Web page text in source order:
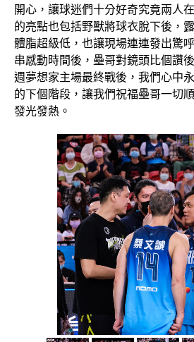
開心，讓球迷們十分好奇究竟兩人
的亮點也包括野獸將球衣脫下後，
體脂超級低，也讓現場連連發出驚
串感動時間後，壘哥對鏡頭比個讚
週夢想家主場最終戰後，我們心中
的下個階段，讓我們祝福壘哥一切
發光發熱。